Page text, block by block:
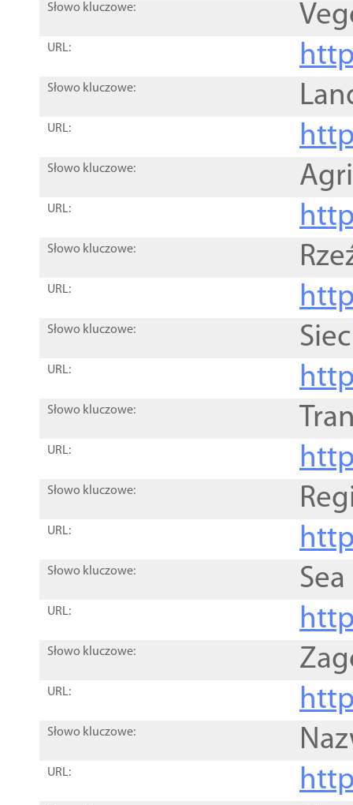
Słowo kluczowe:
URL:
Słowo kluczowe:
URL:
Słowo kluczowe:
URL:
Słowo kluczowe:
URL:
Słowo kluczowe:
URL:
Słowo kluczowe:
URL:
Słowo kluczowe:
URL:
Słowo kluczowe:
URL:
Słowo kluczowe:
URL:
Słowo kluczowe:
URL: